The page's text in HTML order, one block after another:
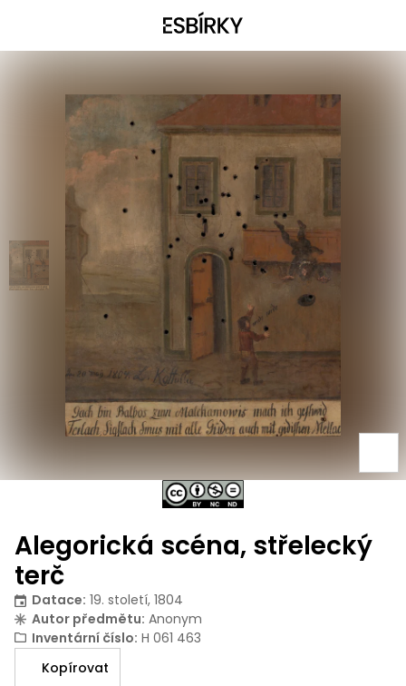
Alegorická scéna, střelecký
terč
Datace: 19. století, 1804
Autor předmětu: Anonym
Inventární číslo: H 061 463
Kopírovat